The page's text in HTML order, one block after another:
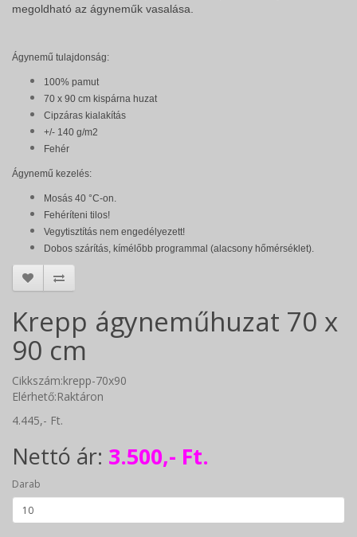
megoldható az ágyneműk vasalása.
Ágynemű tulajdonság:
100% pamut
70 x 90 cm kispárna huzat
Cipzáras kialakítás
+/- 140 g/m2
Fehér
Ágynemű kezelés:
Mosás 40 °C-on.
Fehéríteni tilos!
Vegytisztítás nem engedélyezett!
Dobos szárítás, kímélőbb programmal (alacsony hőmérséklet).
Krepp ágyneműhuzat 70 x
90 cm
Cikkszám:krepp-70x90
Elérhető:Raktáron
4.445,- Ft.
Nettó ár: 3.500,- Ft.
Darab